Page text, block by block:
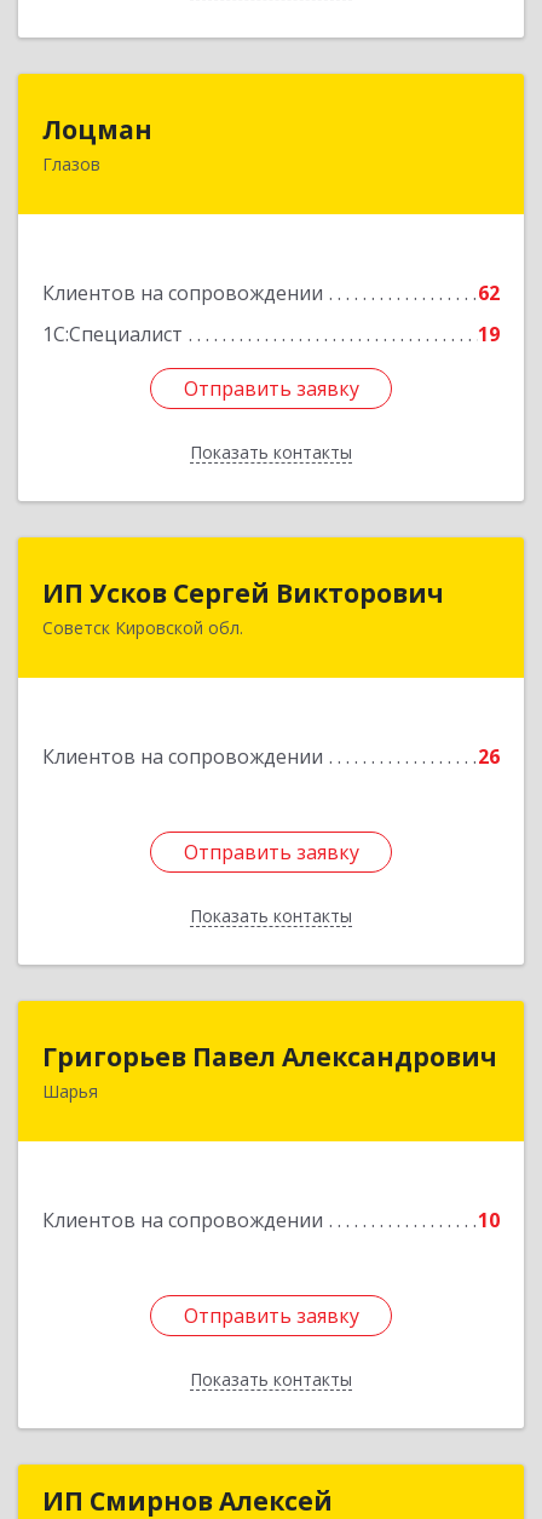
Лоцман
Глазов
Клиентов на сопровождении
62
1С:Специалист
19
Отправить заявку
Показать контакты
427620, Удмуртская Респ, Глазов г, Сибирская
Отправить заявку
Назад
ИП Усков Сергей Викторович
Советск Кировской обл.
Клиентов на сопровождении 26
Отправить заявку
Показать контакты
ИП Усков Сергей Викторович
613340, Кировская обл, Советск г, Дружбы ул,
Отправить заявку
Назад
Григорьев Павел Александрович
Шарья
Клиентов на сопровождении 10
Отправить заявку
Показать контакты
157505, Костромская область, город Шарья,
Отправить заявку
Назад
ИП Смирнов АлексейИП Смирнов Алексей